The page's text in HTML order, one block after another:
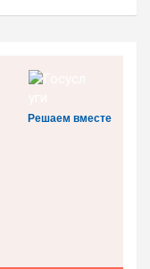
Решаем вместе